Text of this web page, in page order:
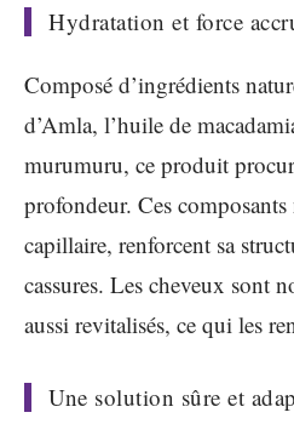
Hydratation et force
Composé d’ingrédients
d’Amla, l’huile de
murumuru, ce produit
profondeur. Ces
capillaire, renforcent sa
cassures. Les cheveux sont
aussi revitalisés, ce qui les
Une solution sûre et